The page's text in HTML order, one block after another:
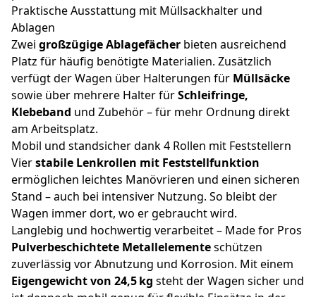
Praktische Ausstattung mit Müllsackhalter und
Ablagen
Zwei großzügige Ablagefächer bieten ausreichend
Platz für häufig benötigte Materialien. Zusätzlich
verfügt der Wagen über Halterungen für Müllsäcke
sowie über mehrere Halter fürSchleifringe,
Klebeband und Zubehör – für mehr Ordnung direkt
am Arbeitsplatz.
Mobil und standsicher dank 4 Rollen mit Feststellern
Vierstabile Lenkrollen mit Feststellfunktion
ermöglichen leichtes Manövrieren und einen sicheren
Stand – auch bei intensiver Nutzung. So bleibt der
Wagen immer dort, wo er gebraucht wird.
Langlebig und hochwertig verarbeitet – Made for Pros
Pulverbeschichtete Metallelementeschützen
zuverlässig vor Abnutzung und Korrosion. Mit einem
Eigengewicht von 24,5 kg steht der Wagen sicher und